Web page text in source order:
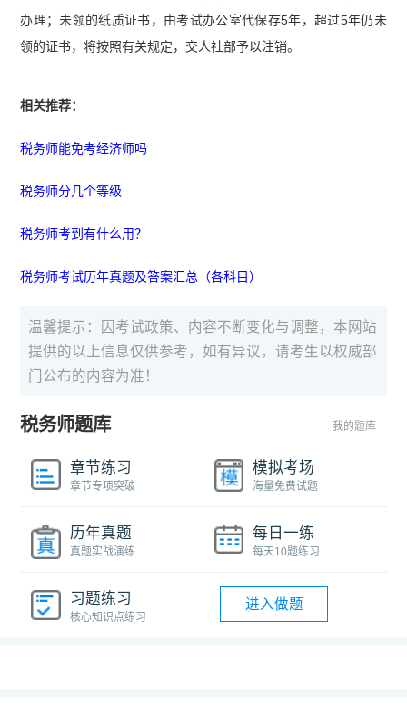
办理；未领的纸质证书，由考试办公室代保存5年，超过5年仍未
领的证书，将按照有关规定，交人社部予以注销。
相关推荐：
税务师能免考经济师吗
税务师分几个等级
税务师考到有什么用？
税务师考试历年真题及答案汇总（各科目）
温馨提示：因考试政策、内容不断变化与调整，本网站
提供的以上信息仅供参考，如有异议，请考生以权威部
门公布的内容为准！
税务师题库 我的题库
章节练习
章节专项突破
模拟考场
海量免费试题
历年真题
真题实战演练
每日一练
每天10题练习
习题练习
核心知识点练习
进入做题